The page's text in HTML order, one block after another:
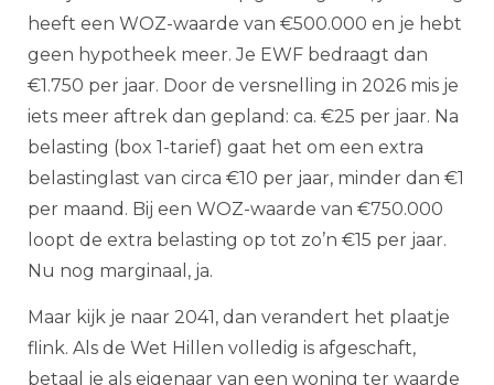
heeft een WOZ-waarde van €500.000 en je hebt
geen hypotheek meer. Je EWF bedraagt dan
€1.750 per jaar. Door de versnelling in 2026 mis je
iets meer aftrek dan gepland: ca. €25 per jaar. Na
belasting (box 1-tarief) gaat het om een extra
belastinglast van circa €10 per jaar, minder dan €1
per maand. Bij een WOZ-waarde van €750.000
loopt de extra belasting op tot zo’n €15 per jaar.
Nu nog marginaal, ja.
Maar kijk je naar 2041, dan verandert het plaatje
flink. Als de Wet Hillen volledig is afgeschaft,
betaal je als eigenaar van een woning ter waarde